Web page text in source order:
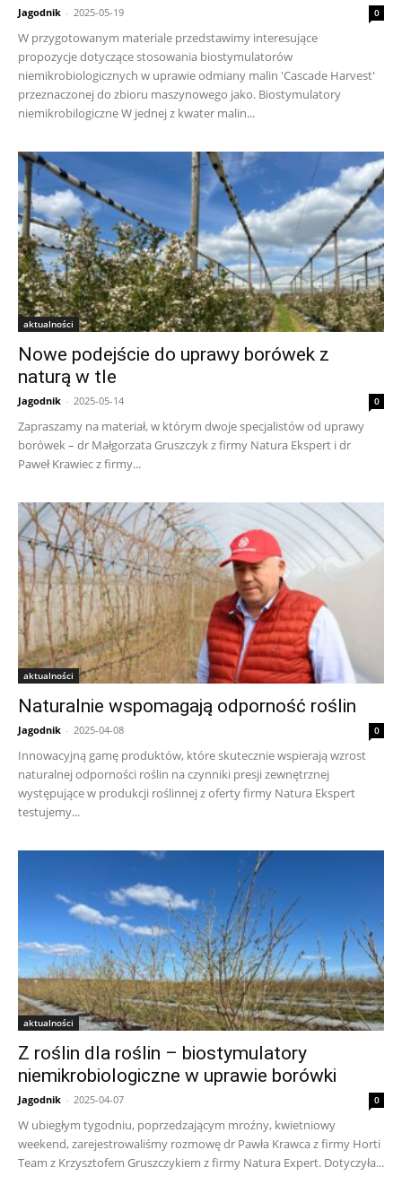
Jagodnik - 2025-05-19 0
W przygotowanym materiale przedstawimy interesujące
propozycje dotyczące stosowania biostymulatorów
niemikrobiologicznych w uprawie odmiany malin 'Cascade Harvest'
przeznaczonej do zbioru maszynowego jako. Biostymulatory
niemikrobilogiczne W jednej z kwater malin...
aktualności
Nowe podejście do uprawy borówek z
naturą w tle
Jagodnik - 2025-05-14 0
Zapraszamy na materiał, w którym dwoje specjalistów od uprawy
borówek – dr Małgorzata Gruszczyk z firmy Natura Ekspert i dr
Paweł Krawiec z firmy...
aktualności
Naturalnie wspomagają odporność roślin
Jagodnik - 2025-04-08 0
Innowacyjną gamę produktów, które skutecznie wspierają wzrost
naturalnej odporności roślin na czynniki presji zewnętrznej
występujące w produkcji roślinnej z oferty firmy Natura Ekspert
testujemy...
aktualności
Z roślin dla roślin – biostymulatory
niemikrobiologiczne w uprawie borówki
Jagodnik - 2025-04-07 0
W ubiegłym tygodniu, poprzedzającym mroźny, kwietniowy
weekend, zarejestrowaliśmy rozmowę dr Pawła Krawca z firmy Horti
Team z Krzysztofem Gruszczykiem z firmy Natura Expert. Dotyczyła...